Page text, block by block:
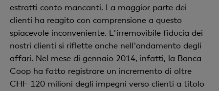
estratti conto mancanti. La maggior parte dei
clienti ha reagito con comprensione a questo
spiacevole inconveniente. L'irremovibile fiducia dei
nostri clienti si riflette anche nell'andamento degli
affari. Nel mese di gennaio 2014, infatti, la Banca
Coop ha fatto registrare un incremento di oltre
CHF 120 milioni degli impegni verso clienti a titolo